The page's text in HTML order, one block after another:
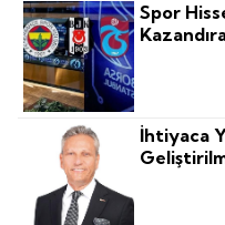
Spor
İhtiyaca